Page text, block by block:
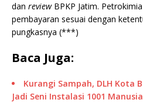
dan reviewBPKP Jatim.
pembayaran sesuai dengan
pungkasnya (***)
Baca Juga:
Kurangi Sampah, DLH Kota
Jadi Seni Instalasi 1001